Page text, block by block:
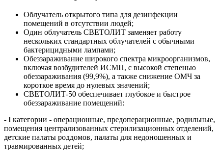
Облучатель открытого типа для дезинфекции
помещений в отсутствии людей;
Один облучатель СВЕТОЛИТ заменяет работу
нескольких стандартных облучателей с обычными
бактерицидными лампами;
Обеззараживание широкого спектра микроорганизмов,
включая возбудителей ИСМП, с высокой степенью
обеззараживания (99,9%), а также снижение ОМЧ за
короткое время до нулевых значений;
СВЕТОЛИТ-50 обеспечивает глубокое и быстрое
обеззараживание помещений:
- I категории - операционные, предоперационные, родильные,
помещения централизованных стерилизационных отделений,
детские палаты роддомов, палаты для недоношенных и
травмированных детей;